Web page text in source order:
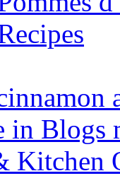
in
Kitchen